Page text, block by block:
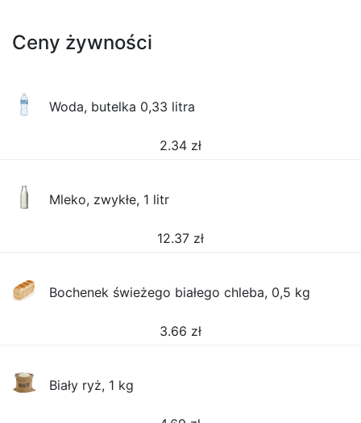
Ceny żywności
Woda, butelka 0,33 litra
2.34 zł
Mleko, zwykłe, 1 litr
12.37 zł
Bochenek świeżego białego chleba, 0,5 kg
3.66 zł
Biały ryż, 1 kg